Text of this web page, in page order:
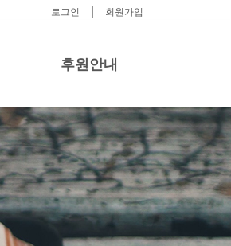
로그인 | 회원가입
후원안내